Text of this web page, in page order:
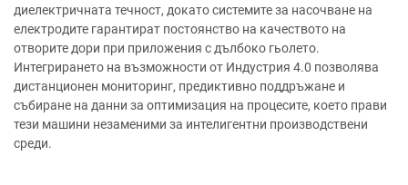
диелектричната течност, докато системите за насочване на
електродите гарантират постоянство на качеството на
отворите дори при приложения с дълбоко гьолето.
Интегрирането на възможности от Индустрия 4.0 позволява
дистанционен мониторинг, предиктивно поддръжане и
събиране на данни за оптимизация на процесите, което прави
тези машини незаменими за интелигентни производствени
среди.